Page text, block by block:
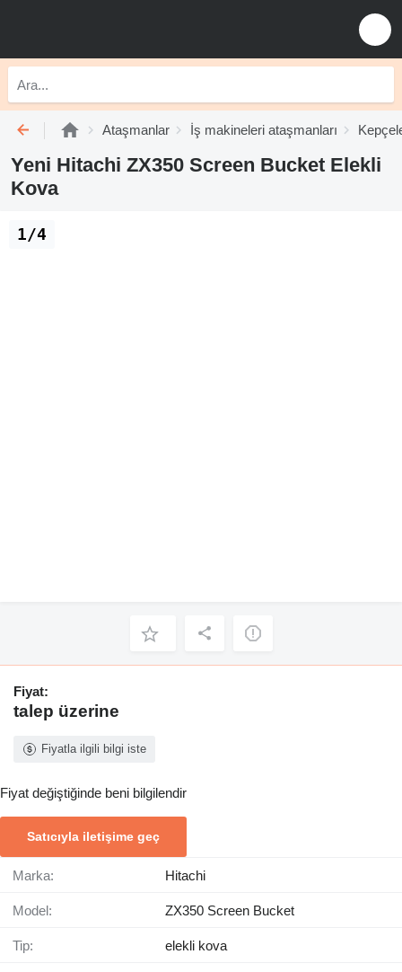
Ataşmanlar İş makineleri ataşmanları
Yeni Hitachi ZX350 Screen Bucket Elekli
Kova
1/4
Fiyat:
talep üzerine
Fiyatla ilgili bilgi iste
Fiyat değiştiğinde beni bilgilendir
Satıcıyla iletişime geç
Marka: Hitachi
Model: ZX350 Screen Bucket
Tip: elekli kova